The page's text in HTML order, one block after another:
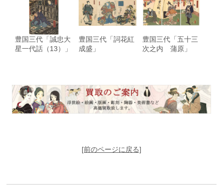
豊国三代「誠忠大
星一代話（13）」
豊国三代「詞花紅
成盛」
豊国三代「五十三
次之内 蒲原」
[前のページに戻る]